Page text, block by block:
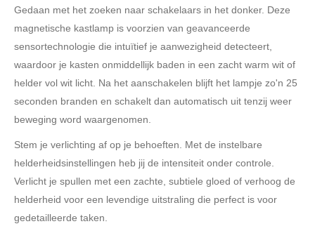
Gedaan met het zoeken naar schakelaars in het donker. Deze
magnetische kastlamp is voorzien van geavanceerde
sensortechnologie die intuïtief je aanwezigheid detecteert,
waardoor je kasten onmiddellijk baden in een zacht warm wit of
helder vol wit licht. Na het aanschakelen blijft het lampje zo'n 25
seconden branden en schakelt dan automatisch uit tenzij weer
beweging word waargenomen.
Stem je verlichting af op je behoeften. Met de instelbare
helderheidsinstellingen heb jij de intensiteit onder controle.
Verlicht je spullen met een zachte, subtiele gloed of verhoog de
helderheid voor een levendige uitstraling die perfect is voor
gedetailleerde taken.